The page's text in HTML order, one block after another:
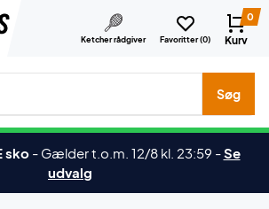
Ketcher rådgiver Favoritter (0)
0
Kurv
mærker etc.
Søg
sko - Gælder t.o.m. 12/8 kl. 23:59 -Se
udvalg